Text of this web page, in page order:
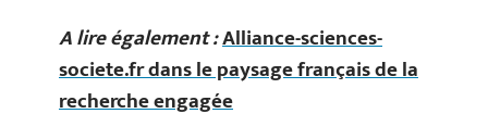
A lire également :Alliance-sciences-
societe.fr dans le paysage français de la
recherche engagée